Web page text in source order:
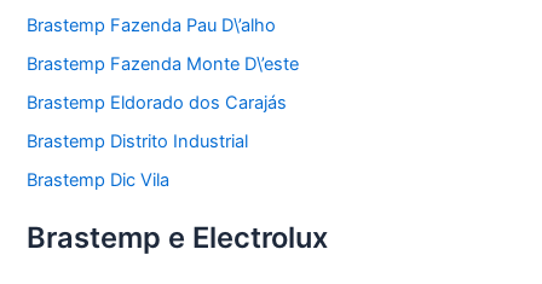
Brastemp Fazenda Pau D\’alho
Brastemp Fazenda Monte D\’este
Brastemp Eldorado dos Carajás
Brastemp Distrito Industrial
Brastemp Dic Vila
Brastemp e Electrolux